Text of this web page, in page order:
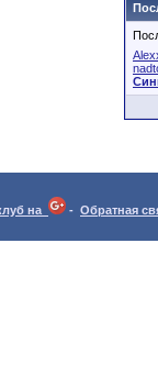
на - Обратная